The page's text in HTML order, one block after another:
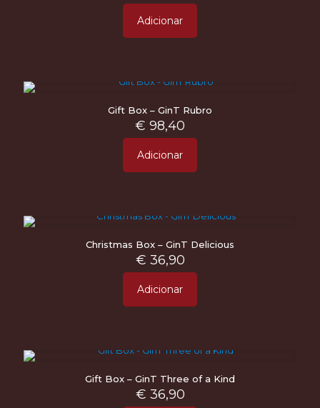
Adicionar
Gift Box – GinT Rubro
€ 98,40
Adicionar
Christmas Box – GinT Delicious
€ 36,90
Adicionar
Gift Box – GinT Three of a Kind
€ 36,90